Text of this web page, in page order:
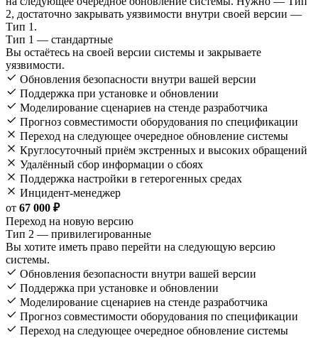
2, достаточно закрывать уязвимости внутри своей версии —
Тип 1.
Тип 1 — стандартные
Вы остаётесь на своей версии системы и закрываете
уязвимости.
Обновления безопасности внутри вашей версии
Поддержка при установке и обновлении
Моделирование сценариев на стенде разработчика
Прогноз совместимости оборудования по спецификации
Переход на следующее очередное обновление системы
Круглосуточный приём экстренных и высоких обращений
Удалённый сбор информации о сбоях
Поддержка настройки в гетерогенных средах
Инцидент-менеджер
от 67 000 ₽
Переход на новую версию
Тип 2 — привилегированные
Вы хотите иметь право перейти на следующую версию
системы.
Обновления безопасности внутри вашей версии
Поддержка при установке и обновлении
Моделирование сценариев на стенде разработчика
Прогноз совместимости оборудования по спецификации
Переход на следующее очередное обновление системы